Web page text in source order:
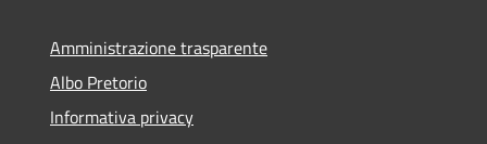
Amministrazione trasparente
Albo Pretorio
Informativa privacy